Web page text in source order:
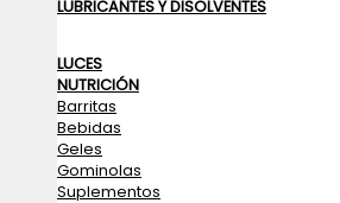
LUBRICANTES Y DISOLVENTES
LUCES
NUTRICIÓN
Barritas
Bebidas
Geles
Gominolas
Suplementos